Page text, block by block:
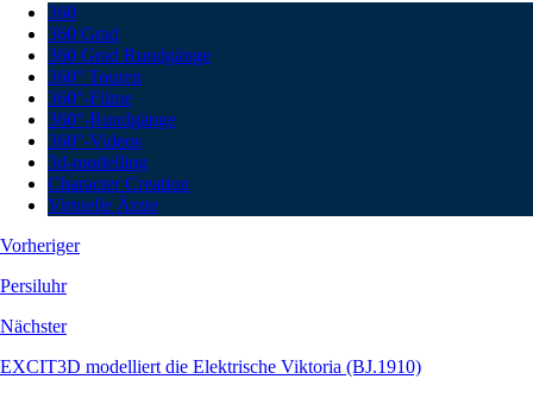
360
360 Grad
360 Grad Rundgänge
360° Touren
360°-Filme
360°-Rundgänge
360°-Videos
3d-modelling
Character Creation
Virtuelle Ärzte
Vorheriger
Persiluhr
Nächster
EXCIT3D modelliert die Elektrische Viktoria (BJ.1910)